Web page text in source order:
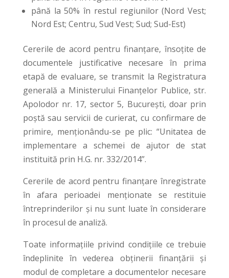
până la 50% în restul regiunilor (Nord Vest;
Nord Est; Centru, Sud Vest; Sud; Sud-Est)
Cererile de acord pentru finanţare, însoţite de
documentele justificative necesare în prima
etapă de evaluare, se transmit la Registratura
generală a Ministerului Finanţelor Publice, str.
Apolodor nr. 17, sector 5, Bucureşti, doar prin
poştă sau servicii de curierat, cu confirmare de
primire, menţionându-se pe plic: “Unitatea de
implementare a schemei de ajutor de stat
instituită prin H.G. nr. 332/2014”.
Cererile de acord pentru finanțare înregistrate
în afara perioadei menționate se restituie
întreprinderilor și nu sunt luate în considerare
în procesul de analiză.
Toate informaţiile privind condiţiile ce trebuie
îndeplinite în vederea obţinerii finanţării și
modul de completare a documentelor necesare